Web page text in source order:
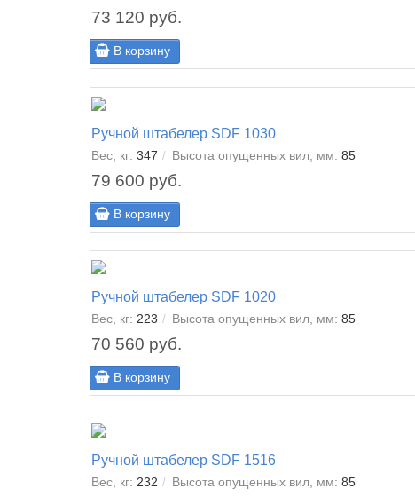
73 120 руб.
В корзину
Ручной штабелер SDF 1030
Вес, кг: 347 Высота опущенных вил, мм: 85
79 600 руб.
В корзину
Ручной штабелер SDF 1020
Вес, кг: 223 Высота опущенных вил, мм: 85
70 560 руб.
В корзину
Ручной штабелер SDF 1516
Вес, кг: 232 Высота опущенных вил, мм: 85